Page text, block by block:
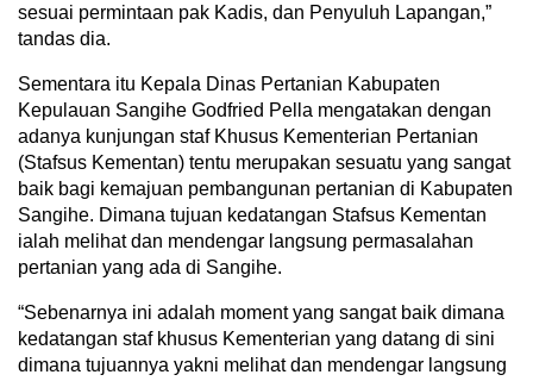
sesuai permintaan pak Kadis, dan Penyuluh Lapangan,”
tandas dia.
Sementara itu Kepala Dinas Pertanian Kabupaten
Kepulauan Sangihe Godfried Pella mengatakan dengan
adanya kunjungan staf Khusus Kementerian Pertanian
(Stafsus Kementan) tentu merupakan sesuatu yang sangat
baik bagi kemajuan pembangunan pertanian di Kabupaten
Sangihe. Dimana tujuan kedatangan Stafsus Kementan
ialah melihat dan mendengar langsung permasalahan
pertanian yang ada di Sangihe.
“Sebenarnya ini adalah moment yang sangat baik dimana
kedatangan staf khusus Kementerian yang datang di sini
dimana tujuannya yakni melihat dan mendengar langsung